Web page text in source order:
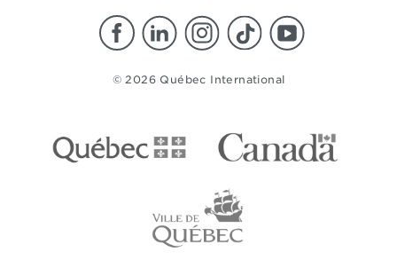
© 2026 Québec International